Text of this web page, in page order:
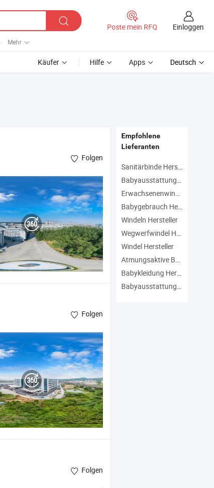
Mehr
Poste mein RFQ Einloggen
Käufer Hilfe Apps Deutsch
Folgen
Folgen
Folgen
Empfohlene
Lieferanten
Sanitärbinde Hersteller
Babyausstattung Hersteller
Erwachsenenwindel Hersteller
Babygebrauch Hersteller
Windeln Hersteller
Wegwerfwindel Hersteller
Windel Hersteller
Atmungsaktive Babywindel Hersteller
Babykleidung Hersteller
Babyausstattung Hersteller